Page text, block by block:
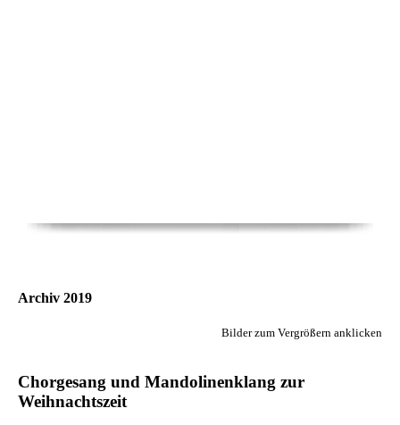
Archiv 2019
Bilder zum Vergrößern anklicken
Chorgesang und Mandolinenklang zur
Weihnachtszeit